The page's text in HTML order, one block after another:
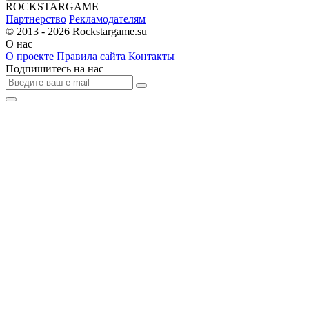
ROCKSTARGAME
Партнерство Рекламодателям
© 2013 - 2026 Rockstargame.su
О нас
О проекте Правила сайта Контакты
Подпишитесь на нас